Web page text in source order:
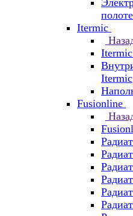
Itermic
Itermic
Itermic
Fusionline